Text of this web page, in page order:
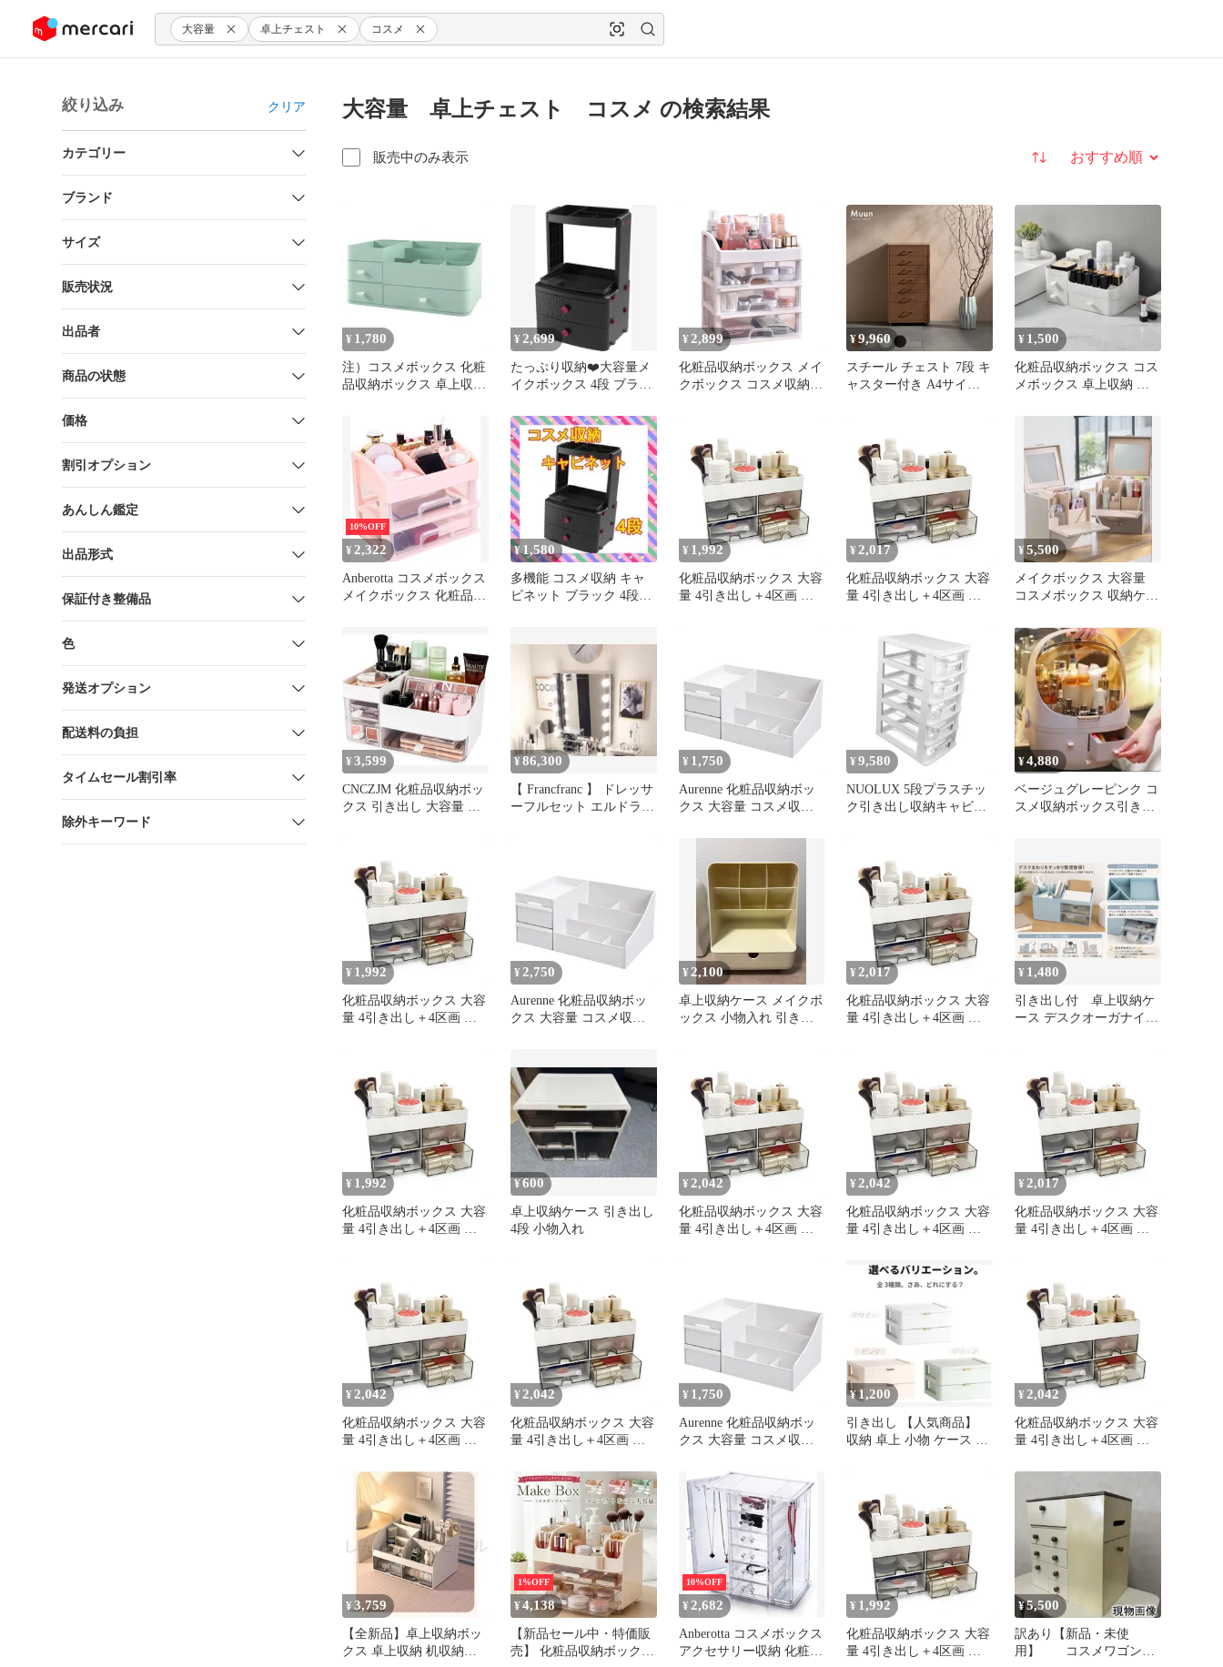
ツにスキップ 大容量 卓上チェスト コスメ
絞り込み クリア
カテゴリー
ブランド
サイズ
販売状況
出品者
商品の状態
価格
割引オプション
あんしん鑑定
出品形式
保証付き整備品
色
発送オプション
配送料の負担
タイムセール割引率
除外キーワード
大容量 卓上チェスト コスメ の検索結果
販売中のみ表示 並び替え
¥ 1,780
注）コスメボックス 化粧
品収納ボックス 卓上収納
¥ 2,699
たっぷり収納❤️大容量メ
イクボックス 4段 ブラッ
品収納
¥ 2,899
化粧品収納ボックス メイ
クボックス コスメ収納
化粧品 小物入れ 文房具
収納 大容量 分類収納 防
塵 防水 人気ギフト 多機
能 3つの引き出し 卓上収
¥9,960
スチール チェスト 7段 キ
ャスター付き A4サイズが
れ 収納ボックス デスク
ワゴン サイドキャビネッ
ト チェストワゴン コン
パクト ソファ横 ホワイ
ト 白 ベージュ コー
¥ 1,500
化粧品収納ボックス コス
メボックス 卓上収納 大
10%OFF
¥ 2,322
Anberotta コスメボックス
メイクボックス 化粧品収
れ 大容量 N-J77
¥ 1,580
多機能 コスメ収納 キャ
ビネット ブラック 4段
¥ 1,992
化粧品収納ボックス 大容
量 4引き出し＋4区画 化
小物収納ケース 1
¥ 2,017
化粧品収納ボックス 大容
量 4引き出し＋4区画 化
ース収納 すっきり整理
小物収納ケース 0
¥5,500
メイクボックス 大容量
コスメボックス 収納ケー
¥ 3,599
CNCZJM 化粧品収納ボッ
クス 引き出し 大容量 メ
デスクオーガナイザー 多
機能 ペン立て (A)
¥86,300
【 Francfranc 】 ドレッサ
ーフルセット エルドラド
¥ 1,750
Aurenne 化粧品収納ボッ
クス 大容量 コスメ収納
上 メイクボックス おし
小物 メイク
¥ 9,580
NUOLUX 5段プラスチッ
ク引き出し収納キャビネ
具収納 オフィスや家庭用
オーガナイザーｍａ
¥4,880
ベージュグレーピンク コ
スメ収納ボックス引き出
¥ 1,992
化粧品収納ボックス 大容
量 4引き出し＋4区画 化
小物収納ケース 1
¥ 2,750
Aurenne 化粧品収納ボッ
クス 大容量 コスメ収納
ゃれ スキンケア 文房具
小物 メイク
¥ 2,100
卓上収納ケース メイクボ
ックス 小物入れ 引き出
¥ 2,017
化粧品収納ボックス 大容
量 4引き出し＋4区画 化
小物収納ケース 0
¥ 1,480
引き出し付 卓上収納ケ
ース デスクオーガナイザ
¥ 1,992
化粧品収納ボックス 大容
量 4引き出し＋4区画 化
小物収納ケース 1
¥600
卓上収納ケース 引き出し
4段 小物入れ
¥ 2,042
化粧品収納ボックス 大容
量 4引き出し＋4区画 化
小物収納ケース 1
¥ 2,042
化粧品収納ボックス 大容
量 4引き出し＋4区画 化
理 机の上 洗面台 省スペ
ース収納 すっきり整理
¥ 2,017
化粧品収納ボックス 大容
量 4引き出し＋4区画 化
小物収納ケース 1
¥ 2,042
化粧品収納ボックス 大容
量 4引き出し＋4区画 化
理 机の上 洗面台 省スペ
ース収納 すっきり整理
小物収納ケース 1
¥ 2,042
化粧品収納ボックス 大容
量 4引き出し＋4区画 化
理 机の上 洗面台 省スペ
ース収納 すっきり整理
小物収納ケース 1
¥ 1,750
Aurenne 化粧品収納ボッ
クス 大容量 コスメ収納
上 メイクボックス おし
ゃれ スキンケア 文房具
小物 メイク
¥1,200
引き出し 【人気商品】
収納 卓上 小物 ケース ピ
¥ 2,042
化粧品収納ボックス 大容
量 4引き出し＋4区画 化
理 机の上 洗面台 省スペ
ース収納 すっきり整理
小物収納ケース 0
¥3,759
【全新品】卓上収納ボッ
クス 卓上収納 机収納ケ
1%OFF
¥4,138
【新品セール中・特価販
売】 化粧品収納ボックス
10%OFF
¥ 2,682
Anberotta コスメボックス
アクセサリー収納 化粧品
¥ 1,992
化粧品収納ボックス 大容
量 4引き出し＋4区画 化
¥5,500
訳あり【新品・未使
用】 コスメワゴン